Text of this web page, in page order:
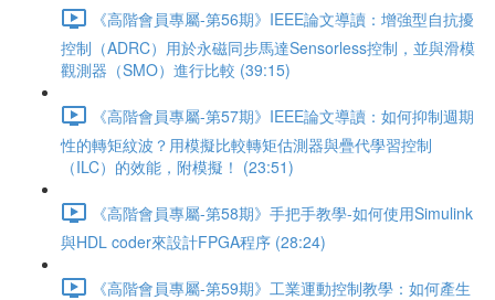
《高階會員專屬-第56期》IEEE論文導讀：增強型自抗擾
控制（ADRC）用於永磁同步馬達Sensorless控制，並與滑模
觀測器（SMO）進行比較 (39:15)
《高階會員專屬-第57期》IEEE論文導讀：如何抑制週期
性的轉矩紋波？用模擬比較轉矩估測器與疊代學習控制
（ILC）的效能，附模擬！ (23:51)
《高階會員專屬-第58期》手把手教學-如何使用Simulink
與HDL coder來設計FPGA程序 (28:24)
《高階會員專屬-第59期》工業運動控制教學：如何產生